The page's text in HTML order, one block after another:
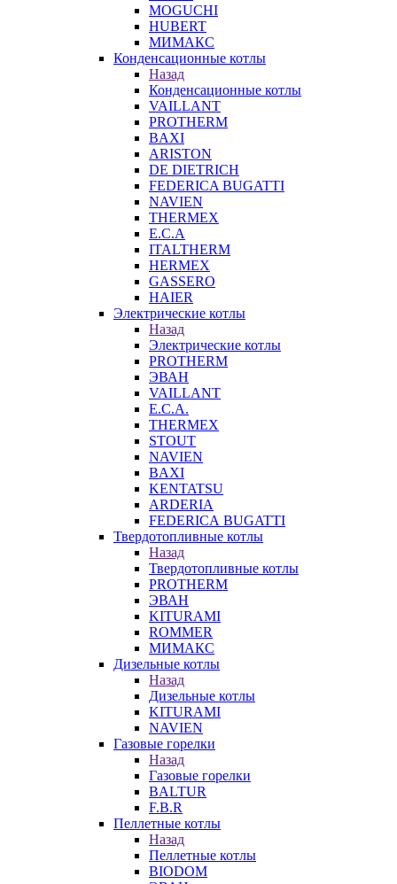
MOGUCHI
HUBERT
МИМАКС
Конденсационные котлы
Назад
Конденсационные котлы
VAILLANT
PROTHERM
BAXI
ARISTON
DE DIETRICH
FEDERICA BUGATTI
NAVIEN
THERMEX
E.C.A
ITALTHERM
HERMEX
GASSERO
HAIER
Электрические котлы
Назад
Электрические котлы
PROTHERM
ЭВАН
VAILLANT
E.C.A.
THERMEX
STOUT
NAVIEN
BAXI
KENTATSU
ARDERIA
FEDERICА BUGATTI
Твердотопливные котлы
Назад
Твердотопливные котлы
PROTHERM
ЭВАН
KITURAMI
ROMMER
МИМАКС
Дизельные котлы
Назад
Дизельные котлы
KITURAMI
NAVIEN
Газовые горелки
Назад
Газовые горелки
BALTUR
F.B.R
Пеллетные котлы
Назад
Пеллетные котлы
BIODOM